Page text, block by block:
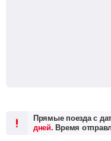
Прямые поезда с
дней. Время